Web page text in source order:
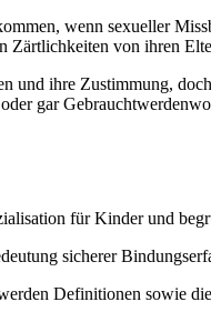
wenn sexueller
Zärtlichkeiten von ihren
ihre Zustimmung,
gar
für Kinder und
sicherer
Definitionen sowie